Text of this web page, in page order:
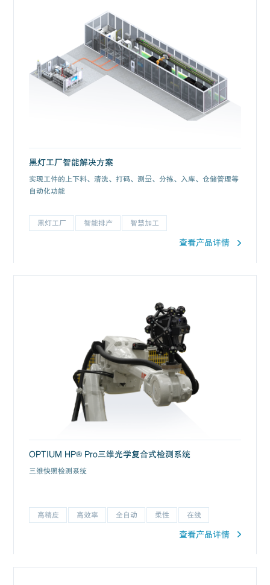
黑灯工厂智能解决方案
实现工件的上下料、清洗、打码、测量、分拣、入库、仓储管理等
自动化功能
黑灯工厂 智能排产 智慧加工
查看产品详情
OPTIUM HP® Pro三维光学复合式检测系统
三维快照检测系统
高精度 高效率 全自动 柔性 在线
查看产品详情